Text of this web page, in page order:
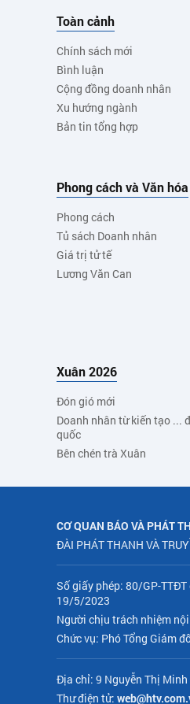
Toàn cảnh
Chính sách mới
Bình luận
Cộng đồng doanh nhân
Xu hướng ngành
Bản tin tổng hợp
Phong cách và Văn hóa
Phong cách
Tủ sách Doanh nhân
Giá trị tử tế
Lương Văn Can
Xuân 2026
Đón gió mới
Doanh nhân từ kiến tạo ...
quốc
Bên chén trà Xuân
CƠ QUAN BÁO VÀ PHÁT
ĐÀI PHÁT THANH VÀ
Số giấy phép: 80/GP-
19/5/2023
Người chịu trách nhiệm
Chức vụ: Phó Tổng Giám
Địa chỉ: 9 Nguyễn Thị
Thư điện tử: